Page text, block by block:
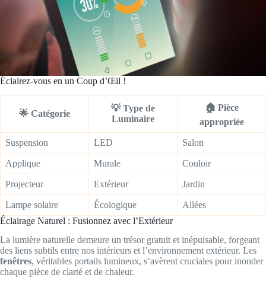
Éclairez-vous en un Coup d’Œil !
🌟 Catégorie
💡 Type de
Luminaire
🏠 Pièce
appropriée
Suspension LED Salon
Applique Murale Couloir
Projecteur Extérieur Jardin
Lampe solaire Écologique
Allées
Éclairage Naturel : Fusionnez avec l’Extérieur
La lumière naturelle demeure un trésor gratuit et inépuisable, forgeant
des liens subtils entre nos intérieurs et l’environnement extérieur. Les
fenêtres, véritables portails lumineux, s’avèrent cruciales pour inonder
chaque pièce de clarté et de chaleur.